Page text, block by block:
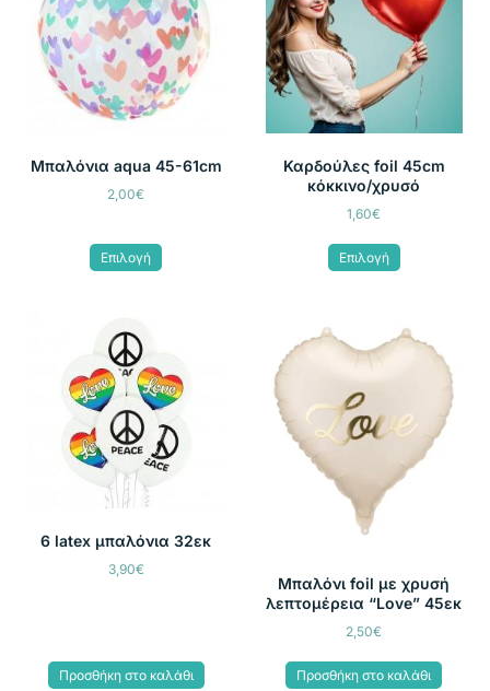
Μπαλόνια aqua 45-61cm
2,00€
Επιλογή
Καρδούλες foil 45cm
κόκκινο/χρυσό
1,60€
Επιλογή
6 latex μπαλόνια 32εκ
3,90€
Προσθήκη στο καλάθι
Μπαλόνι foil με χρυσή
λεπτομέρεια “Love” 45εκ
2,50€
Προσθήκη στο καλάθι